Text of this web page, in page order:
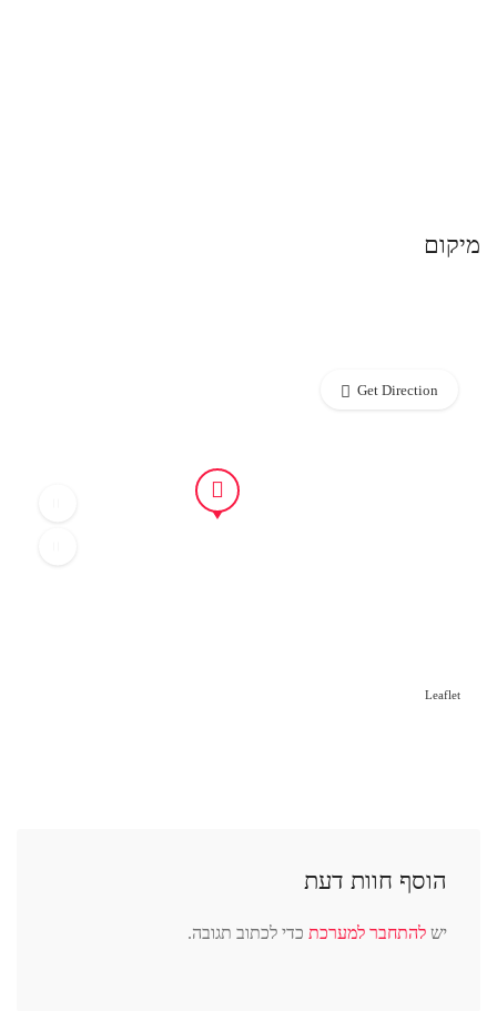
מיקום
Leaflet
Get Direction
הוסף חוות דעת
יש להתחבר למערכת כדי לכתוב תגובה.